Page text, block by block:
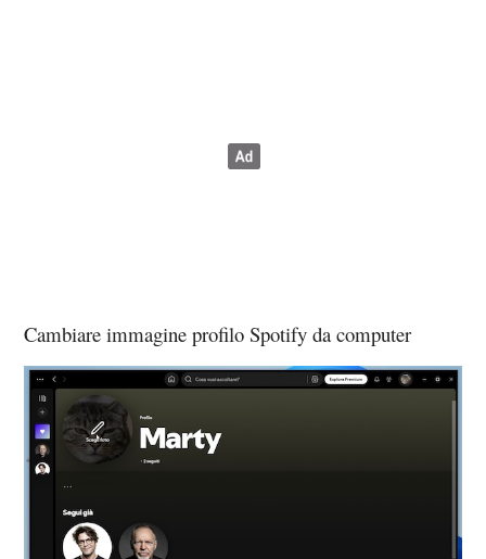
Cambiare immagine profilo Spotify da computer